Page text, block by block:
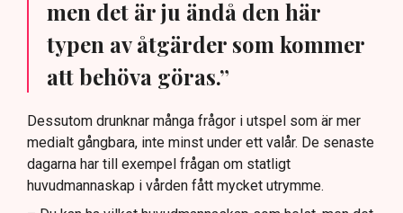
men det är ju ändå den här
typen av åtgärder som kommer
att behöva göras.”
Dessutom drunknar många frågor i utspel som är mer
medialt gångbara, inte minst under ett valår. De senaste
dagarna har till exempel frågan om statligt
huvudmannaskap i vården fått mycket utrymme.